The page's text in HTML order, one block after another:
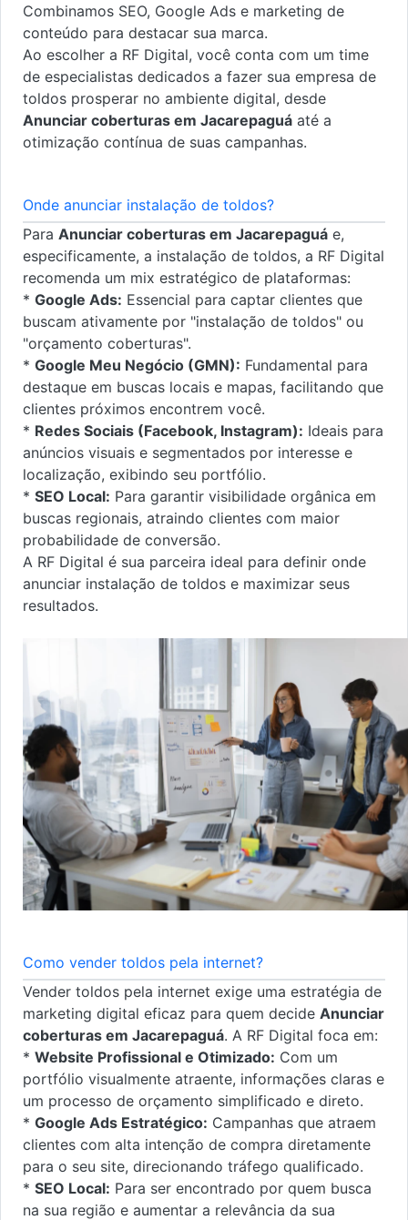
Combinamos SEO, Google Ads e marketing de
conteúdo para destacar sua marca.
Ao escolher a RF Digital, você conta com um time
de especialistas dedicados a fazer sua empresa de
toldos prosperar no ambiente digital, desde
Anunciar coberturas em Jacarepaguá até a
otimização contínua de suas campanhas.
Onde anunciar instalação de toldos?
Para Anunciar coberturas em Jacarepaguá e,
especificamente, a instalação de toldos, a RF Digital
recomenda um mix estratégico de plataformas:
* Google Ads: Essencial para captar clientes que
buscam ativamente por "instalação de toldos" ou
"orçamento coberturas".
* Google Meu Negócio (GMN): Fundamental para
destaque em buscas locais e mapas, facilitando que
clientes próximos encontrem você.
* Redes Sociais (Facebook, Instagram): Ideais para
anúncios visuais e segmentados por interesse e
localização, exibindo seu portfólio.
* SEO Local: Para garantir visibilidade orgânica em
buscas regionais, atraindo clientes com maior
probabilidade de conversão.
A RF Digital é sua parceira ideal para definir onde
anunciar instalação de toldos e maximizar seus
resultados.
Como vender toldos pela internet?
Vender toldos pela internet exige uma estratégia de
marketing digital eficaz para quem decide Anunciar
coberturas em Jacarepaguá. A RF Digital foca em:
* Website Profissional e Otimizado: Com um
portfólio visualmente atraente, informações claras e
um processo de orçamento simplificado e direto.
* Google Ads Estratégico: Campanhas que atraem
clientes com alta intenção de compra diretamente
para o seu site, direcionando tráfego qualificado.
* SEO Local: Para ser encontrado por quem busca
na sua região e aumentar a relevância da sua